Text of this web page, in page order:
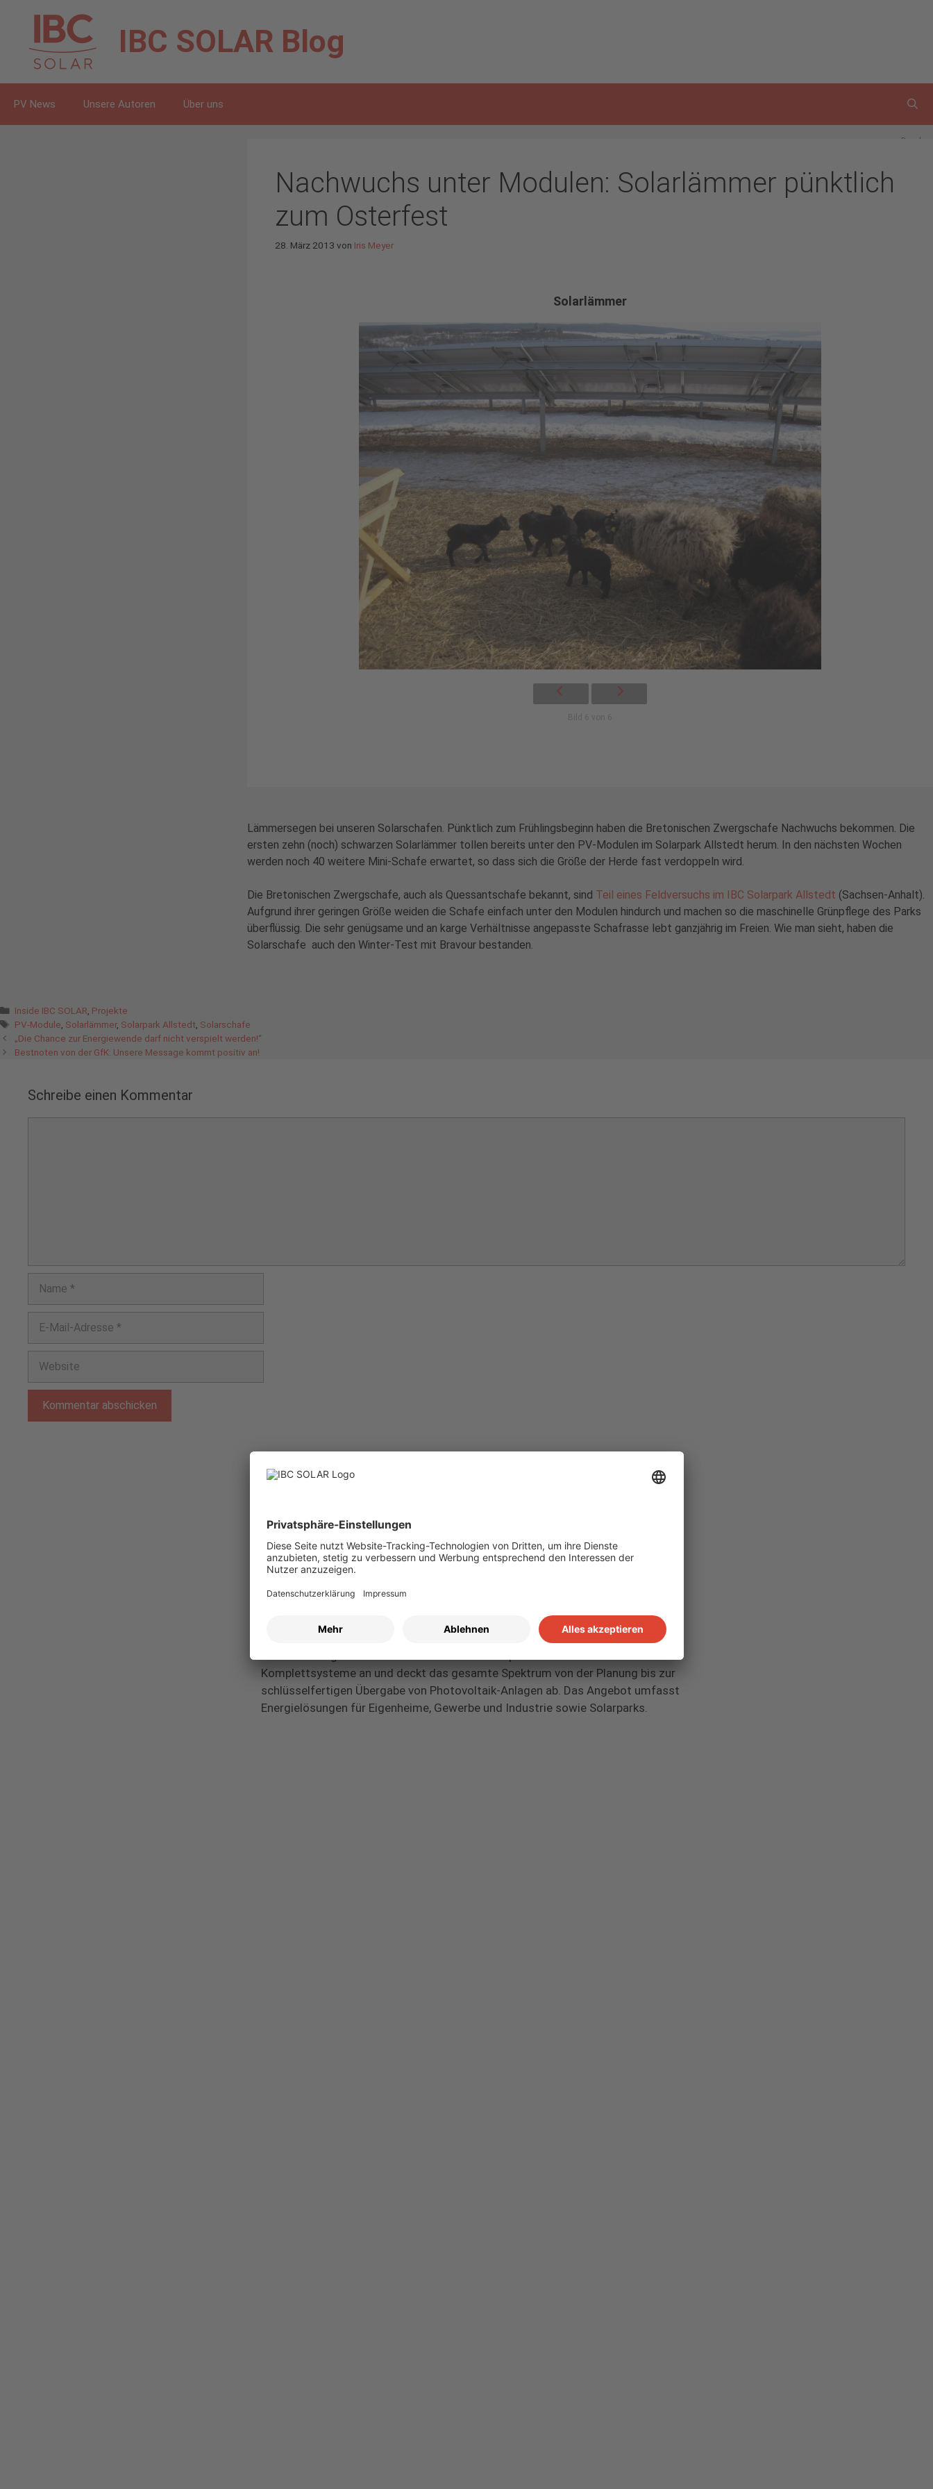
springen
IBC SOLAR Blog
PV News Unsere Autoren Über uns
Nachwuchs unter Modulen: Solarlämmer pünktlich
zum Osterfest
28. März 2013 von Iris Meyer
Solarlämmer
Lämmersegen bei unseren Solarschafen. Pünktlich zum Frühlingsbeginn haben die Bretonischen Zwergschafe Nachwuchs bekommen. Die
ersten zehn (noch) schwarzen Solarlämmer tollen bereits unter den PV-Modulen im Solarpark Allstedt herum. In den nächsten Wochen
werden noch 40 weitere Mini-Schafe erwartet, so dass sich die Größe der Herde fast verdoppeln wird.
Die Bretonischen Zwergschafe, auch als Quessantschafe bekannt, sind Teil eines Feldversuchs im IBC Solarpark Allstedt (Sachsen-Anhalt).
Aufgrund ihrer geringen Größe weiden die Schafe einfach unter den Modulen hindurch und machen so die maschinelle Grünpflege des Parks
überflüssig. Die sehr genügsame und an karge Verhältnisse angepasste Schafrasse lebt ganzjährig im Freien. Wie man sieht, haben die
Solarschafe auch den Winter-Test mit Bravour bestanden.
Drucken
Kategorien
Inside IBC SOLAR Projekte
Schlagwörter
PV-Module Solarlämmer, Solarpark Allstedt Solarschafe
„Die Chance zur Energiewende darf nicht verspielt werden!“
Bestnoten von der GfK: Unsere Message kommt positiv an!
Schreibe einen Kommentar
Mail-
Adresse
Kommentarrichtlinien
Impressum
Datenschutzeinstellungen
Über IBC SOLAR
IBC SOLAR ist ein führender Fullservice-Anbieter von Energielösungen und
Komplettsysteme an und deckt das gesamte Spektrum von der Planung bis zur
schlüsselfertigen Übergabe von Photovoltaik-Anlagen ab. Das Angebot umfasst
Energielösungen für Eigenheime, Gewerbe und Industrie sowie Solarparks.